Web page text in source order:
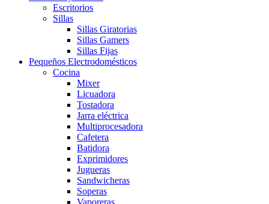
Escritorios
Sillas
Sillas Giratorias
Sillas Gamers
Sillas Fijas
Pequeños Electrodomésticos
Cocina
Mixer
Licuadora
Tostadora
Jarra eléctrica
Multiprocesadora
Cafetera
Batidora
Exprimidores
Jugueras
Sandwicheras
Soperas
Vaporeras